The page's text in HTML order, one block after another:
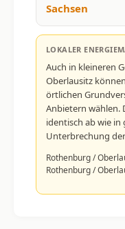
Sachsen
LOKALER
Auch in kleineren
Oberlausitz
örtlichen
Anbietern wählen.
identisch ab wie
Unterbrechung
Rothenburg /
Rothenburg /